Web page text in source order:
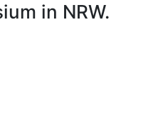
in NRW.